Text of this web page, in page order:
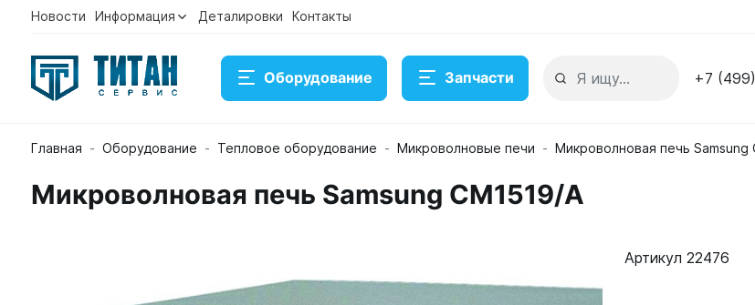
Новости Информация Деталировки Контакты
Оборудование Запчасти +7
Главная Оборудование Тепловое оборудование Микроволновые печи Микроволновая печь Samsung
Микроволновая печь Samsung CM1519/A
Микроволновая печь Samsung CM1519/A
Артикул 22476